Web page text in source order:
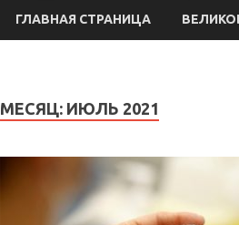
ГЛАВНАЯ СТРАНИЦА
МЕСЯЦ: ИЮЛЬ 2021